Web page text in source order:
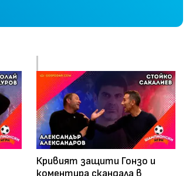
Кривият защити Гонзо и
коментира скандала в